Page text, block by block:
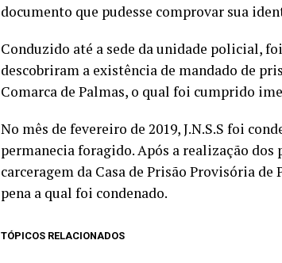
documento que pudesse comprovar sua
Conduzido até a sede da unidade policial,
descobriram a existência de mandado de
Comarca de Palmas, o qual foi cumprido
No mês de fevereiro de 2019, J.N.S.S foi
permanecia foragido. Após a realização
carceragem da Casa de Prisão Provisória
pena a qual foi condenado.
TÓPICOS RELACIONADOS